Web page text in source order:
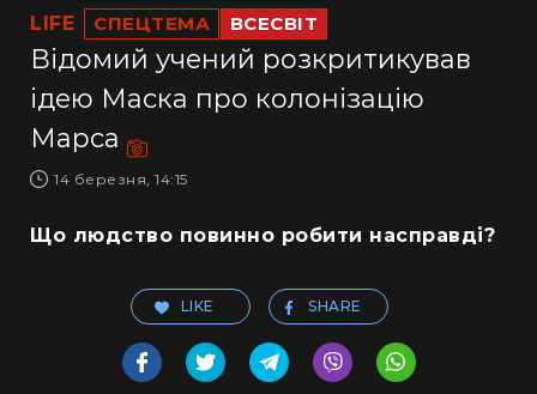
LIFE СПЕЦТЕМА ВСЕСВІТ
Відомий учений розкритикував
ідею Маска про колонізацію
Марса
14 березня, 14:15
Що людство повинно робити насправді?
LIKE SHARE